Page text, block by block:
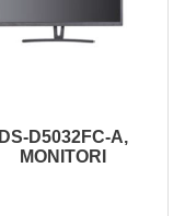
DS-D5032FC-A,
MONITORI